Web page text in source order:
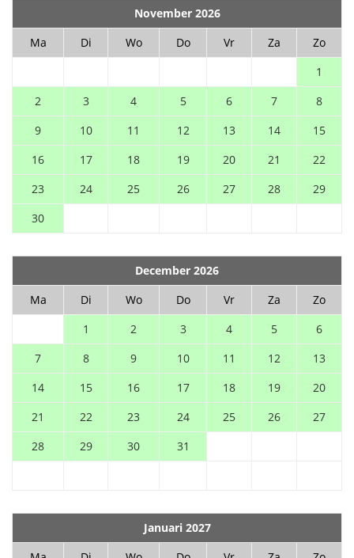
November 2026
Ma
Di Wo Do Vr Za
Zo
1
2
3 4 5 6 7
8
9
10 11 12 13 14
15
16
17 18 19 20 21
22
23
24 25 26 27 28
29
30
December 2026
Ma
Di Wo Do Vr Za
Zo
1
2 3 4 5
6
7
8 9 10 11 12
13
14
15 16 17 18 19
20
21
22 23 24 25 26
27
28
29 30 31
Januari 2027